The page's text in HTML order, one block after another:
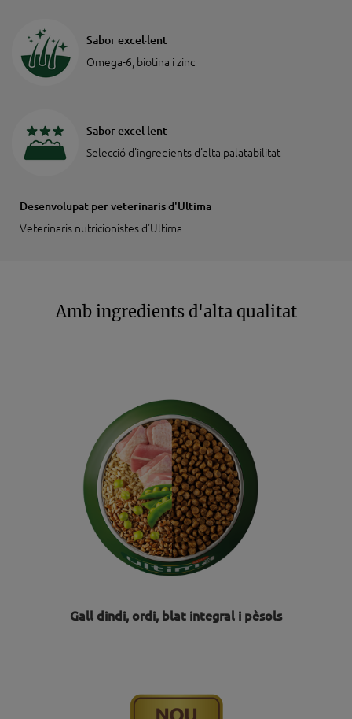
Sabor excel·lent
Omega-6, biotina i zinc
Sabor excel·lent
Selecció d'ingredients d'alta palatabilitat
Desenvolupat per veterinaris d'Ultima
Veterinaris nutricionistes d'Ultima
Amb ingredients d'alta qualitat
Gall dindi, ordi, blat integral i pèsols